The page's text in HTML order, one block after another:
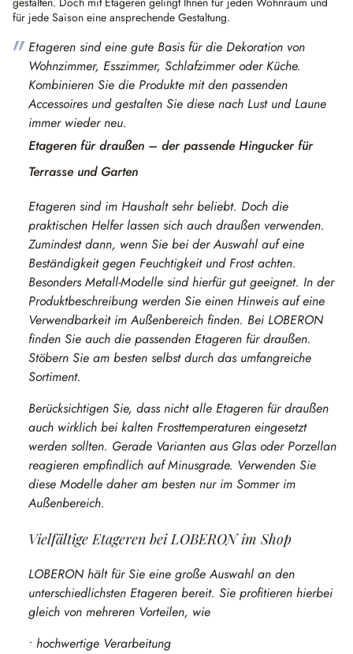
für jede Saison eine ansprechende Gestaltung.
Etageren sind eine gute Basis für die Dekoration von
Wohnzimmer, Esszimmer, Schlafzimmer oder Küche.
Kombinieren Sie die Produkte mit den passenden
Accessoires und gestalten Sie diese nach Lust und Laune
immer wieder neu.
Etageren für draußen – der passende Hingucker für
Terrasse und Garten
Etageren sind im Haushalt sehr beliebt. Doch die
praktischen Helfer lassen sich auch draußen verwenden.
Zumindest dann, wenn Sie bei der Auswahl auf eine
Beständigkeit gegen Feuchtigkeit und Frost achten.
Besonders Metall-Modelle sind hierfür gut geeignet. In der
Produktbeschreibung werden Sie einen Hinweis auf eine
Verwendbarkeit im Außenbereich finden. Bei LOBERON
finden Sie auch die passenden Etageren für draußen.
Stöbern Sie am besten selbst durch das umfangreiche
Sortiment.
Berücksichtigen Sie, dass nicht alle Etageren für draußen
auch wirklich bei kalten Frosttemperaturen eingesetzt
werden sollten. Gerade Varianten aus Glas oder Porzellan
reagieren empfindlich auf Minusgrade. Verwenden Sie
diese Modelle daher am besten nur im Sommer im
Außenbereich.
Vielfältige Etageren bei LOBERON im Shop
LOBERON hält für Sie eine große Auswahl an den
unterschiedlichsten Etageren bereit. Sie profitieren hierbei
gleich von mehreren Vorteilen, wie
• hochwertige Verarbeitung